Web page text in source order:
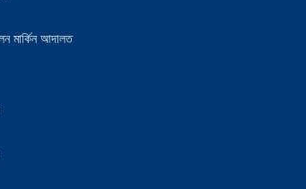
মার্কিন আদালত